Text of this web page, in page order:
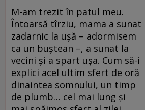
M-am trezit în patul meu.
Întoarsă tîrziu, mama a sunat
zadarnic la uşă – adormisem
ca un buştean –, a sunat la
vecini şi a spart uşa. Cum să-i
explici acel ultim sfert de oră
dinaintea somnului, un timp
de plumb… cel mai lung şi